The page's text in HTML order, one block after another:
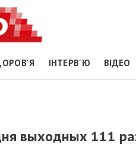
ІНТЕРВ'Ю ВІДЕО
выходных 111